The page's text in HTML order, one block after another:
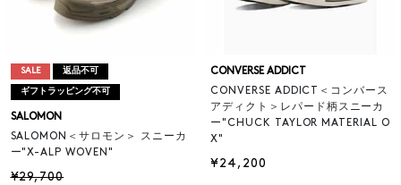
SALE 返品不可
ギフトラッピング不可
SALOMON
SALOMON＜サロモン＞ スニーカ
ー"X-ALP WOVEN"
¥29,700
CONVERSE ADDICT
CONVERSE ADDICT＜コンバース
アディクト＞レパード柄スニーカ
ー"CHUCK TAYLOR MATERIAL O
X"
¥24,200